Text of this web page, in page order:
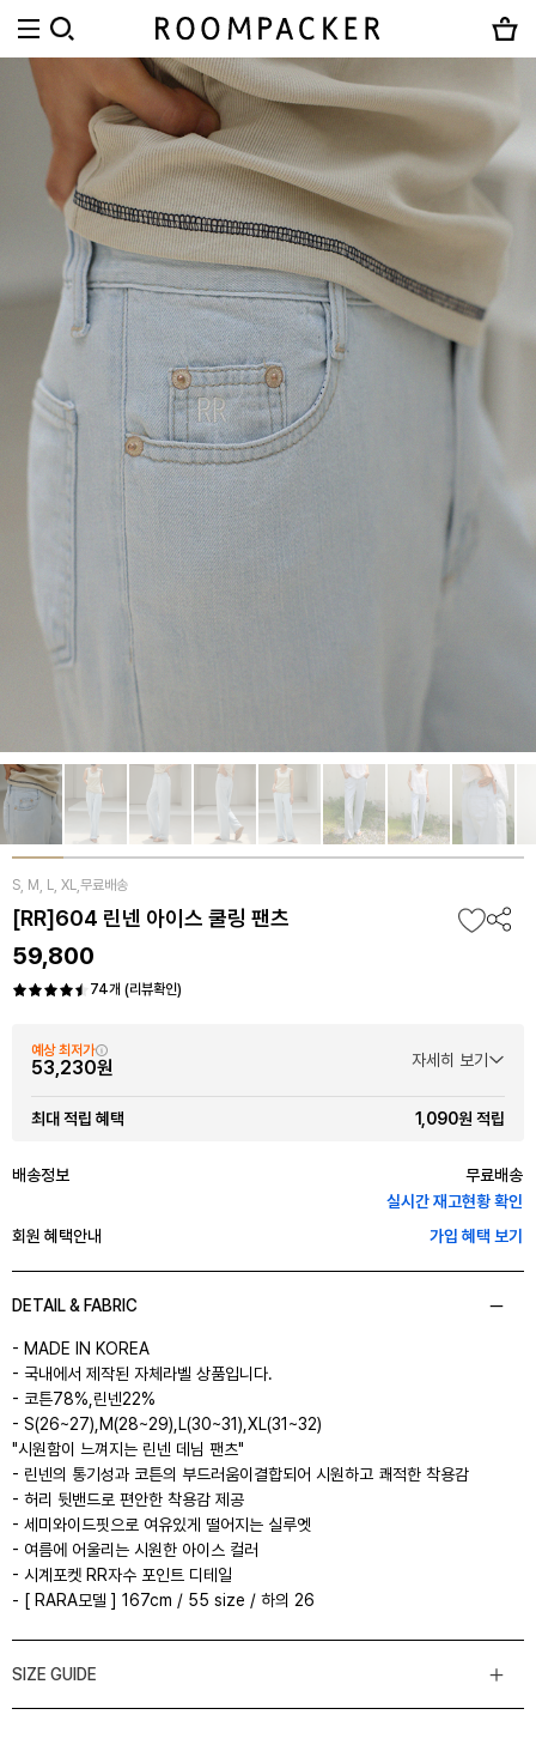
S, M, L, XL,무료배송
[RR]604 린넨 아이스 쿨링 팬츠
59,800
74개 (리뷰확인)
예상 최저가
53,230원 자세히 보기
최대 적립 혜택 1,090원 적립
배송정보
무료배송
실시간 재고현황 확인
회원 혜택안내
가입 혜택 보기
DETAIL & FABRIC
- MADE IN KOREA
- 국내에서 제작된 자체라벨 상품입니다.
- 코튼78%,린넨22%
- S(26~27),M(28~29),L(30~31),XL(31~32)
"시원함이 느껴지는 린넨 데님 팬츠"
- 린넨의 통기성과 코튼의 부드러움이결합되어 시원하고 쾌적한 착용감
- 허리 뒷밴드로 편안한 착용감 제공
- 세미와이드핏으로 여유있게 떨어지는 실루엣
- 여름에 어울리는 시원한 아이스 컬러
- 시계포켓 RR자수 포인트 디테일
- [ RARA모델 ] 167cm / 55 size / 하의 26
SIZE GUIDE